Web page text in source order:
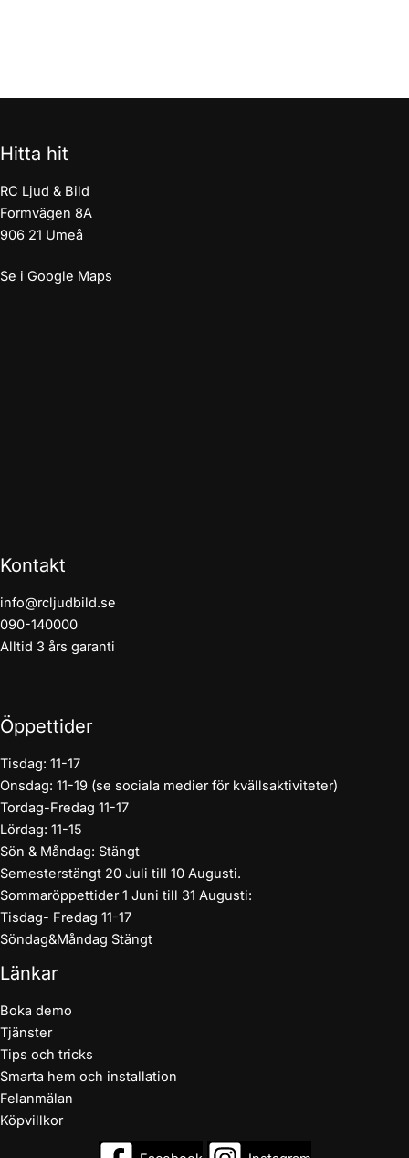
Hitta hit
RC Ljud & Bild
Formvägen 8A
906 21 Umeå
Se i Google Maps
Kontakt
info@rcljudbild.se
090-140000
Alltid 3 års garanti
Öppettider
Tisdag: 11-17
Onsdag: 11-19 (se sociala medier för kvällsaktiviteter)
Tordag-Fredag 11-17
Lördag: 11-15
Sön & Måndag: Stängt
Semesterstängt 20 Juli till 10 Augusti.
Sommaröppettider 1 Juni till 31 Augusti:
Tisdag- Fredag 11-17
Söndag&Måndag Stängt
Länkar
Boka demo
Tjänster
Tips och tricks
Smarta hem och installation
Felanmälan
Köpvillkor